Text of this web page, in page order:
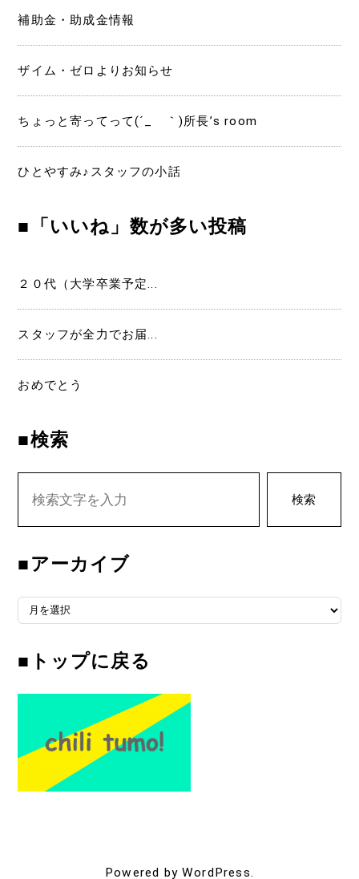
補助金・助成金情報
ザイム・ゼロよりお知らせ
ちょっと寄ってって(´_ゝ｀)所長’s room
ひとやすみ♪スタッフの小話
■「いいね」数が多い投稿
２０代（大学卒業予定...
スタッフが全力でお届...
おめでとう
■検索
検索
■アーカイブ
■アーカイブ
■トップに戻る
Powered by WordPress.